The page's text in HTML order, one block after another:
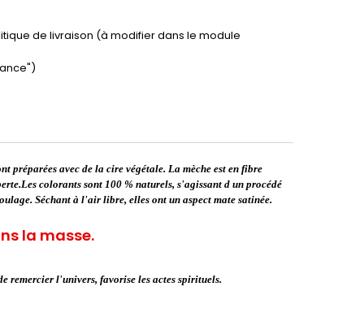
de livraison (à modifier dans le module
préparées avec de la cire végétale. La mèche est en fibre
colorants sont 100 % naturels, s'agissant d un procédé
Séchant à l'air libre, elles ont un aspect mate satinée.
la masse.
remercier l'univers, favorise les actes spirituels.